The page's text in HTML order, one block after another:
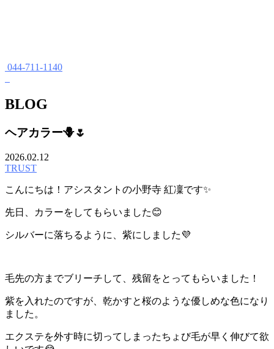
044-711-1140
BLOG
ヘアカラー🪻🌷
2026.02.12
TRUST
こんにちは！アシスタントの小野寺 紅凜です✨
先日、カラーをしてもらいました😊
シルバーに落ちるように、紫にしました💜
毛先の方までブリーチして、残留をとってもらいました！
紫を入れたのですが、乾かすと桜のような優しめな色になり
ました。
エクステを外す時に切ってしまったちょび毛が早く伸びて欲